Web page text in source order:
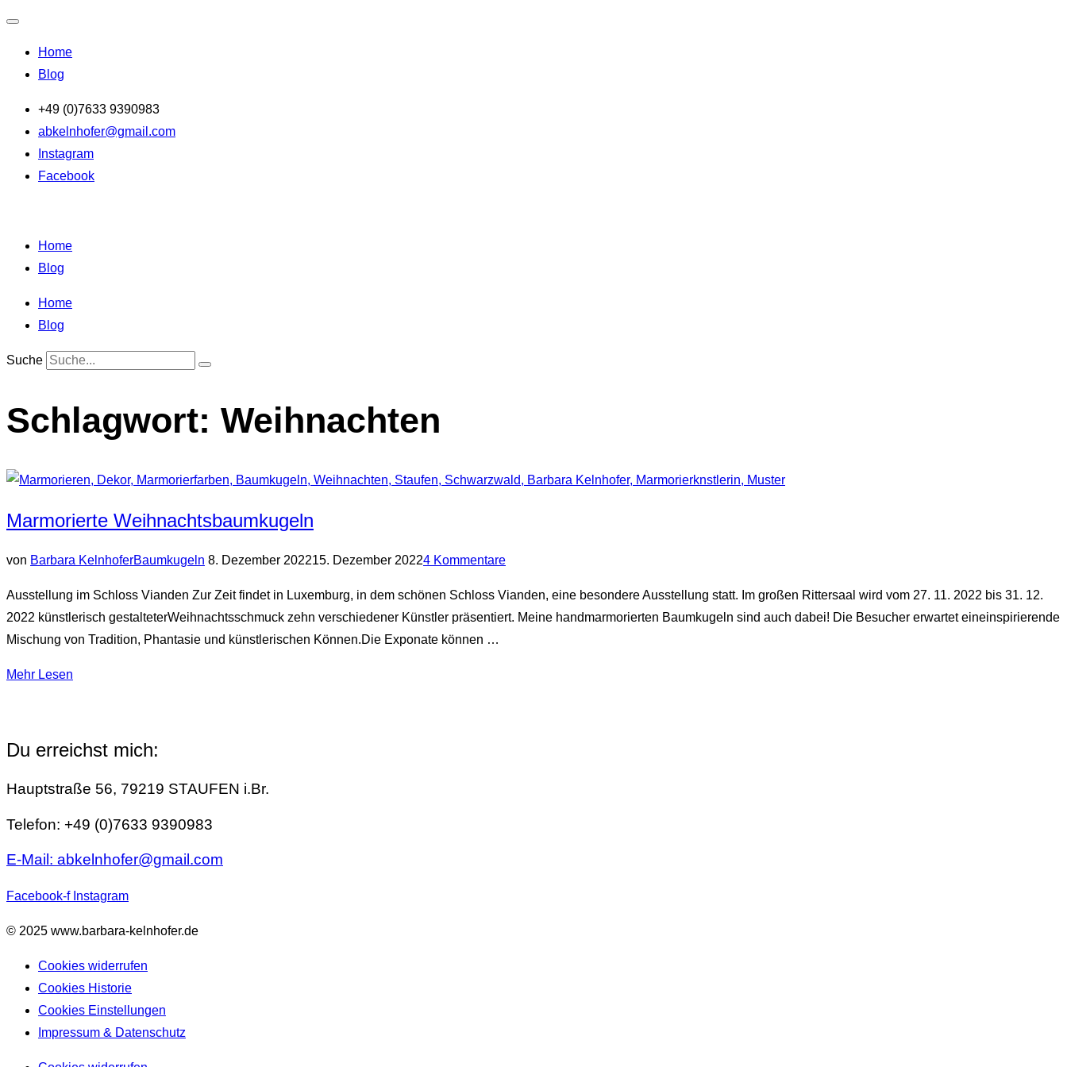
umschalten
Home
Blog
Zum
Inhalt
springen
+49 (0)7633 9390983
abkelnhofer@gmail.com
Instagram
Facebook
Home
Blog
Home
Blog
Suche
Schlagwort: Weihnachten
Marmorierte Weihnachtsbaumkugeln
von Barbara KelnhoferBaumkugeln Veröffentlicht
8. Dezember 202215. Dezember 20224 Kommentare
Ausstellung im Schloss Vianden Zur Zeit findet in Luxemburg, in dem schönen Schloss Vianden, eine besondere Ausstellung statt. Im großen Rittersaal wird vom 27. 11. 2022 bis 31. 12.
2022 künstlerisch gestalteterWeihnachtsschmuck zehn verschiedener Künstler präsentiert. Meine handmarmorierten Baumkugeln sind auch dabei! Die Besucher erwartet eineinspirierende
Mischung von Tradition, Phantasie und künstlerischen Können.Die Exponate können …
Mehr über
Lesen
Du erreichst mich:
Hauptstraße 56, 79219 STAUFEN i.Br.
Telefon: +49 (0)7633 9390983
E-Mail: abkelnhofer@gmail.com
Facebook-f Instagram
© 2025 www.barbara-kelnhofer.de
Cookies widerrufen
Cookies Historie
Cookies Einstellungen
Impressum & Datenschutz